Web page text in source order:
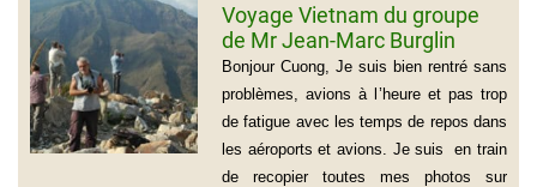
Voyage Vietnam du groupe
de Mr Jean-Marc Burglin
(Groupe de 9 personnes)
Bonjour Cuong, Je suis bien rentré sans
problèmes, avions à l’heure et pas trop
de fatigue avec les temps de repos dans
les aéroports et avions. Je suis en train
de recopier toutes mes photos sur